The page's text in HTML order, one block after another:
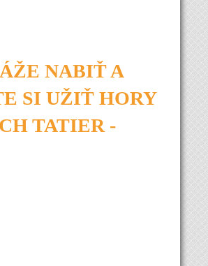
NABIŤ A
SI UŽIŤ HORY
TATIER -